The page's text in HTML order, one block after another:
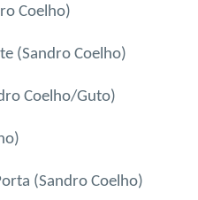
Coelho)
(Sandro Coelho)
Coelho/Guto)
(Sandro Coelho)